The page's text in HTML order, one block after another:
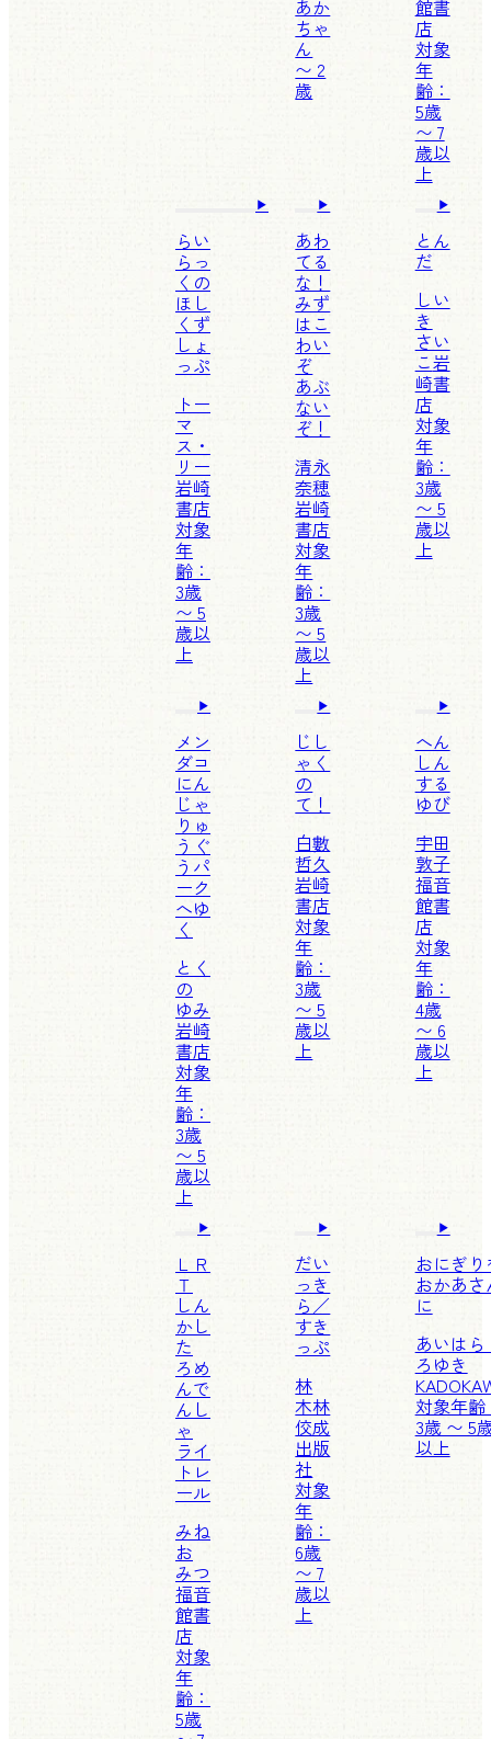
あか
ちゃ
ん
〜 2
歳
館書
店
対象
年
齢：
5歳
〜 7
歳以
上
らい
らっ
くの
ほし
くず
しょ
っぷ
トー
マ
ス・
リー
岩崎
書店
対象
年
齢：
3歳
〜 5
歳以
上
あわ
てる
な！
みず
はこ
わい
ぞ
あぶ
ない
ぞ！
清永
奈穂
岩崎
書店
対象
年
齢：
3歳
〜 5
歳以
上
とん
だ
しい
き
さい
こ岩
崎書
店
対象
年
齢：
3歳
〜 5
歳以
上
メン
ダコ
にん
じゃ
りゅ
うぐ
うパ
ーク
へゆ
く
とく
の
ゆみ
岩崎
書店
対象
年
齢：
3歳
〜 5
歳以
上
じし
ゃく
の
て！
白數
哲久
岩崎
書店
対象
年
齢：
3歳
〜 5
歳以
上
へん
しん
する
ゆび
宇田
敦子
福音
館書
店
対象
年
齢：
4歳
〜 6
歳以
上
ＬＲ
Ｔ
しん
かし
た
ろめ
んで
んし
ゃ
ライ
トレ
ール
みね
お
みつ
福音
館書
店
対象
年
齢：
5歳
だい
っき
ら／
すき
っぷ
林
木林
佼成
出版
社
対象
年
齢：
6歳
〜 7
歳以
上
おにぎり
おかあさ
に
あいはら
ろゆき
対象年齢
3歳 〜 5
以上